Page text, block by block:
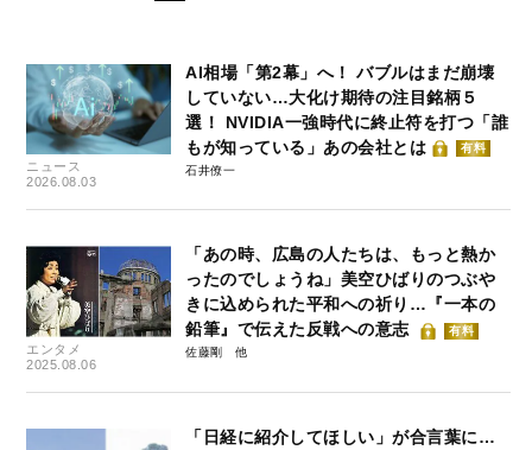
ニュース
2026.08.03
AI相場「第2幕」へ！ バブルはまだ崩壊
していない…大化け期待の注目銘柄５
選！ NVIDIA一強時代に終止符を打つ「誰
もが知っている」あの会社とは
有料
石井僚一
エンタメ
2025.08.06
「あの時、広島の人たちは、もっと熱か
ったのでしょうね」美空ひばりのつぶや
きに込められた平和への祈り…『一本の
鉛筆』で伝えた反戦への意志
有料
佐藤剛
「日経に紹介してほしい」が合言葉に…